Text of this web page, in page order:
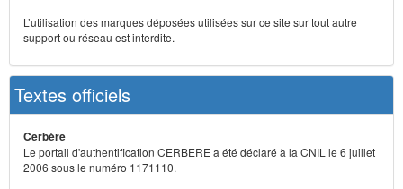
L’utilisation des marques déposées utilisées sur ce site sur tout autre
support ou réseau est interdite.
Textes officiels
Cerbère
Le portail d'authentification CERBERE a été déclaré à la CNIL le 6 juillet
2006 sous le numéro 1171110.